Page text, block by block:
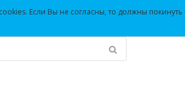
Личный кабинет Закладки (0)
Если Вы не согласны, то должны покинуть